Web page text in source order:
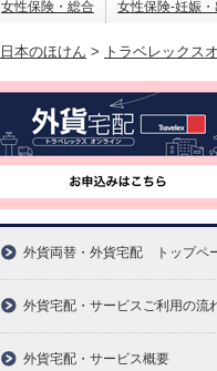
女性保険・総合 女性保険-妊娠
日本のほけん > トラベレックス
外貨両替・外貨宅配 トップペ
外貨宅配・サービスご利用の流
外貨宅配・サービス概要